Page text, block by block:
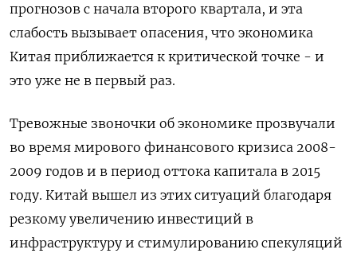
прогнозов с начала второго квартала, и эта
слабость вызывает опасения, что экономика
Китая приближается к критической точке - и
это уже не в первый раз.
Тревожные звоночки об экономике прозвучали
во время мирового финансового кризиса 2008-
2009 годов и в период оттока капитала в 2015
году. Китай вышел из этих ситуаций благодаря
резкому увеличению инвестиций в
инфраструктуру и стимулированию спекуляций